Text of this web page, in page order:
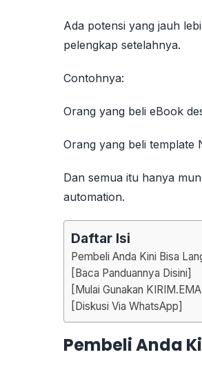
Ada potensi yang jauh
pelengkap setelahnya.
Contohnya:
Orang yang beli eBook
Orang yang beli template
Dan semua itu hanya
automation.
Daftar Isi
Pembeli Anda Kini Bisa
[Baca Panduannya Disini]
[Mulai Gunakan
[Diskusi Via WhatsApp]
Pembeli Anda K